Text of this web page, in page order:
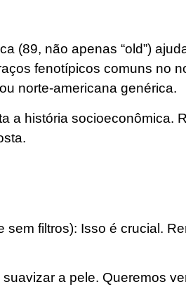
(89, não apenas “old”)
fenotípicos comuns no
norte-americana genérica.
a história socioeconômica.
sem filtros): Isso é crucial.
a pele. Queremos